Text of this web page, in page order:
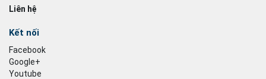
Liên hệ
Kết nối
Facebook
Google+
Youtube